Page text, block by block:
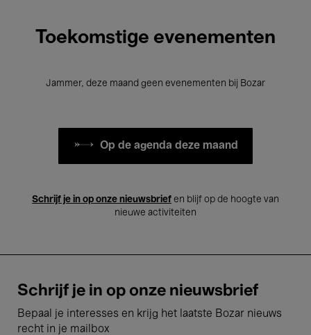
Toekomstige evenementen
Jammer, deze maand geen evenementen bij Bozar
Op de agenda deze maand
Schrijf je in op onze nieuwsbrief en blijf op de hoogte van
nieuwe activiteiten
Schrijf je in op onze nieuwsbrief
Bepaal je interesses en krijg het laatste Bozar nieuws
recht in je mailbox